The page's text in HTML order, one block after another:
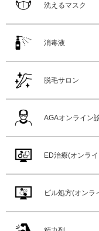
洗えるマスク
消毒液
脱毛サロン
AGAオンライン
ED治療(オンラ
ピル処方(オンラ